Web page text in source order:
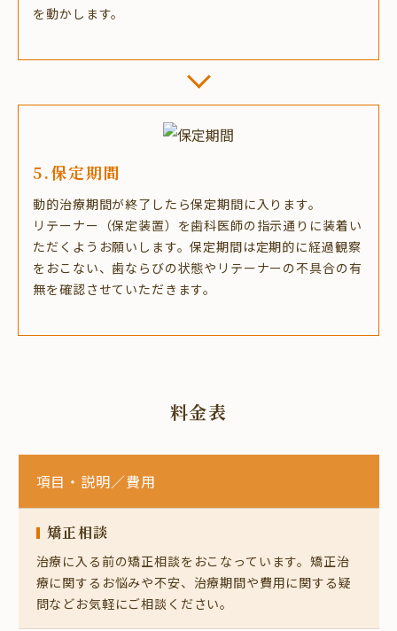
を動かします。
5.保定期間
動的治療期間が終了したら保定期間に入ります。
リテーナー（保定装置）を歯科医師の指示通りに装着い
ただくようお願いします。保定期間は定期的に経過観察
をおこない、歯ならびの状態やリテーナーの不具合の有
無を確認させていただきます。
料金表
項目・説明／費用
矯正相談
治療に入る前の矯正相談をおこなっています。矯正治
療に関するお悩みや不安、治療期間や費用に関する疑
問などお気軽にご相談ください。